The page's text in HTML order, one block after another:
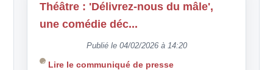
Théâtre : 'Délivrez-nous du mâle',
une comédie déc...
Publié le 04/02/2026 à 14:20
Lire le communiqué de presse